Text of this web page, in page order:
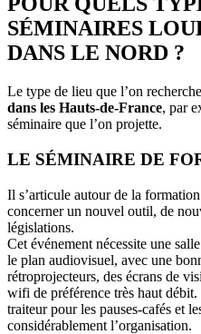
SÉMINAIRES
DANS LE NORD ?
Le type de lieu que l’on
dans les Hauts-de-France, par
séminaire que l’on projette.
LE SÉMINAIRE DE
Il s’articule autour de la
concerner un nouvel outil, de
législations.
Cet événement nécessite une
le plan audiovisuel, avec une
rétroprojecteurs, des écrans de
wifi de préférence très haut
traiteur pour les pauses-cafés et
considérablement l’organisation.